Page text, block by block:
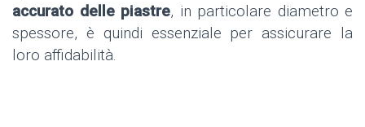
accurato delle piastre, in particolare diametro e
spessore, è quindi essenziale per assicurare la
loro affidabilità.